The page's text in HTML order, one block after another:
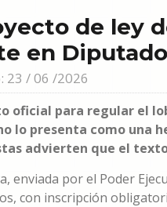
de ley
en
23 / 06 /2026
oficial para regular el
lo presenta como una
advierten que el
enviada por el Poder
con inscripción